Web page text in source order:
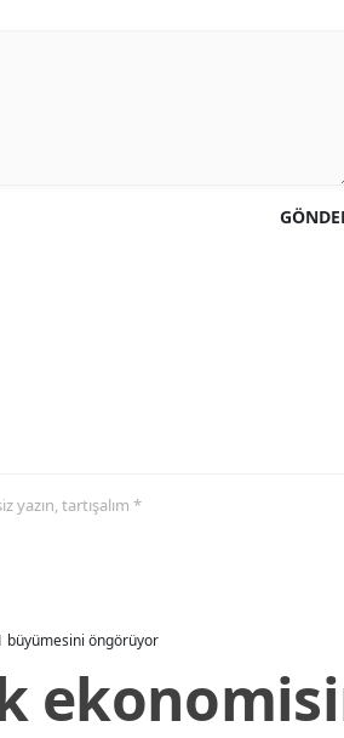
yazın, tartışalım *
büyümesini öngörüyor